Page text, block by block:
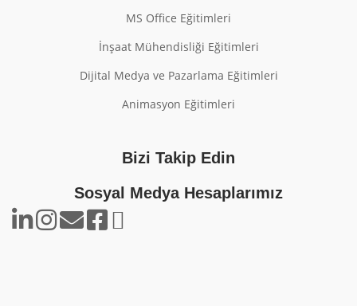
MS Office Eğitimleri
İnşaat Mühendisliği Eğitimleri
Dijital Medya ve Pazarlama Eğitimleri
Animasyon Eğitimleri
Bizi Takip Edin
Sosyal Medya Hesaplarımız